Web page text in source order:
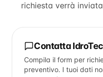
richiesta verrà
Contatta
Compila il form per
preventivo. I tuoi dati